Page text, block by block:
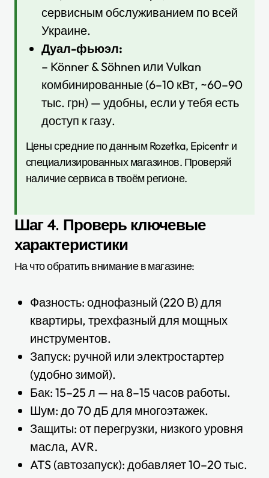
сервисным обслуживанием по всей
Украине.
Дуал-фьюэл:
– Könner & Söhnen или Vulkan
комбинированные (6–10 кВт, ~60–90
тыс. грн) — удобны, если у тебя есть
доступ к газу.
Цены средние по данным Rozetka, Epicentr и
специализированных магазинов. Проверяй
наличие сервиса в твоём регионе.
Шаг 4. Проверь ключевые
характеристики
На что обратить внимание в магазине:
Фазность: однофазный (220 В) для
квартиры, трехфазный для мощных
инструментов.
Запуск: ручной или электростартер
(удобно зимой).
Бак: 15–25 л — на 8–15 часов работы.
Шум: до 70 дБ для многоэтажек.
Защиты: от перегрузки, низкого уровня
масла, AVR.
ATS (автозапуск): добавляет 10–20 тыс.